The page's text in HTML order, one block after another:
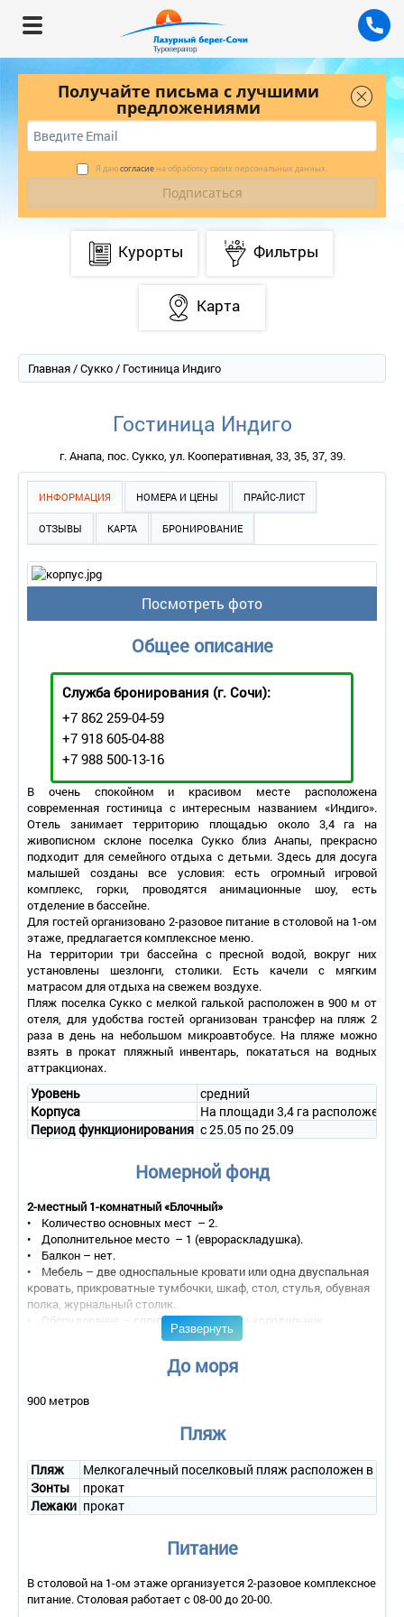
Получайте письма с лучшими
предложениями
Я даюсогласие на обработку своих персональных данных.
Курорты Фильтры
Карта
Главная/Сукко/ Гостиница Индиго
Гостиница Индиго
г. Анапа, пос. Сукко, ул. Кооперативная, 33, 35, 37, 39.
ИНФОРМАЦИЯ НОМЕРА И ЦЕНЫ ПРАЙС-ЛИСТ
ОТЗЫВЫ КАРТА БРОНИРОВАНИЕ
Посмотреть фото
Общее описание
Служба бронирования (г. Сочи):
+7 862 259-04-59
+7 918 605-04-88
+7 988 500-13-16
В очень спокойном и красивом месте расположена
современная гостиница с интересным названием «Индиго».
Отель занимает территорию площадью около 3,4 га на
живописном склоне поселка Сукко близ Анапы, прекрасно
подходит для семейного отдыха с детьми. Здесь для досуга
малышей созданы все условия: есть огромный игровой
комплекс, горки, проводятся анимационные шоу, есть
отделение в бассейне.
Для гостей организовано 2-разовое питание в столовой на 1-ом
этаже, предлагается комплексное меню.
На территории три бассейна с пресной водой, вокруг них
установлены шезлонги, столики. Есть качели с мягким
матрасом для отдыха на свежем воздухе.
Пляж поселка Сукко с мелкой галькой расположен в 900 м от
отеля, для удобства гостей организован трансфер на пляж 2
раза в день на небольшом микроавтобусе. На пляже можно
взять в прокат пляжный инвентарь, покататься на водных
аттракционах.
Уровень
средний
Корпуса
На площади 3,4 га расположены
Период функционирования с 25.05 по 25.09
Номерной фонд
2-местный 1-комнатный «Блочный»
• Количество основных мест – 2.
• Дополнительное место – 1 (еврораскладушка).
• Балкон – нет.
• Мебель – две односпальные кровати или одна двуспальная
кровать, прикроватные тумбочки, шкаф, стол, стулья, обувная
полка, журнальный столик.
• Оборудование – сплит-система, мини-холодильник,
унитаз, душ, полотенца, туалетные принадлежности.
• Сервис:
- смена белья – 1 раз в 5 дней;
2-местный 1-комнатный «Стандарт»
• Количество номеров – 30.
• Количество основных мест – 2.
прикроватные тумбочки, шкаф, стол, стулья, обувная полка,
журнальный столик.
Развернуть
До моря
900 метров
Пляж
Пляж
Мелкогалечный поселковый пляж расположен в 900
Зонты
прокат
Лежаки прокат
Питание
В столовой на 1-ом этаже организуется 2-разовое комплексное
питание. Столовая работает с 08-00 до 20-00.